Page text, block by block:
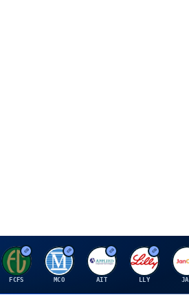
F
FCFS
M
MCO
A
AIT
E
LLY
J